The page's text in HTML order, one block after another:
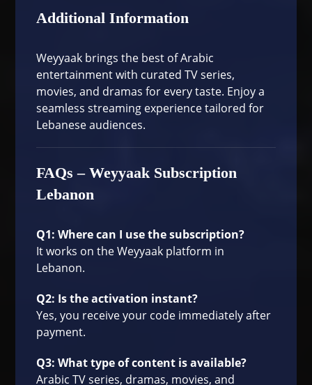
Additional Information
Weyyaak brings the best of Arabic
entertainment with curated TV series,
movies, and dramas for every taste. Enjoy a
seamless streaming experience tailored for
Lebanese audiences.
FAQs – Weyyaak Subscription
Lebanon
Q1: Where can I use the subscription?
It works on the Weyyaak platform in
Lebanon.
Q2: Is the activation instant?
Yes, you receive your code immediately after
payment.
Q3: What type of content is available?
Arabic TV series, dramas, movies, and